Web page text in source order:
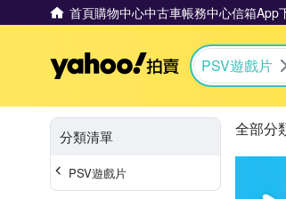
首頁購物中心中古車帳務中心信箱App
Yahoo拍賣
PSV遊戲片
分類清單
PSV遊戲片